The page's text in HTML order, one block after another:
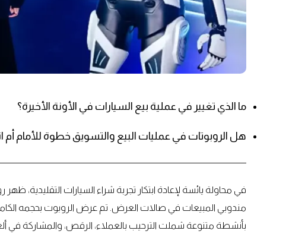
ما الذي تغيير في عملية بيع السيارات في الأونة الأخيرة؟
هل الروبوتات في عمليات البيع والتسويق خطوة للأمام أم
مندوبي المبيعات في صالات العرض. تم عرض الروبوت بحجمه
بأنشطة متنوعة شملت الترحيب بالعملاء، الرقص، والمشاركة في